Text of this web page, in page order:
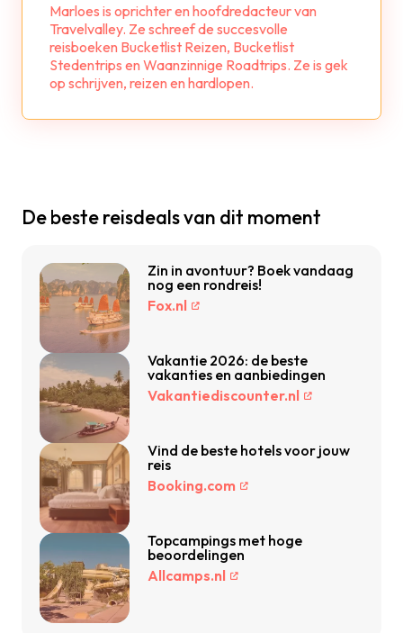
Marloes is oprichter en hoofdredacteur van
Travelvalley. Ze schreef de succesvolle
reisboeken Bucketlist Reizen, Bucketlist
Stedentrips en Waanzinnige Roadtrips. Ze is gek
op schrijven, reizen en hardlopen.
De beste reisdeals van dit moment
Zin in avontuur? Boek vandaag
nog een rondreis!
Fox.nl
Vakantie 2026: de beste
vakanties en aanbiedingen
Vakantiediscounter.nl
Vind de beste hotels voor jouw
reis
Booking.com
Topcampings met hoge
beoordelingen
Allcamps.nl